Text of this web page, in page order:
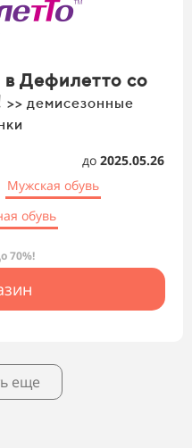
Дефилетто со
>> демисезонные
до 2025.05.26
Мужская обувь
обувь
70%!
еще